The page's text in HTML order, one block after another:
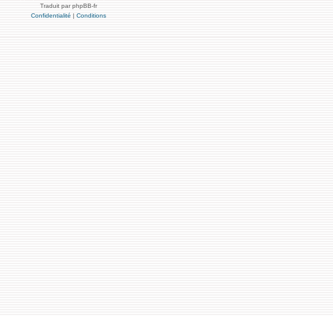
Traduit par phpBB-fr
Confidentialité | Conditions